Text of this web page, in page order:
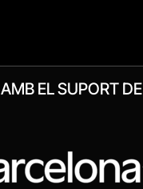
AMB EL SUPORT DE